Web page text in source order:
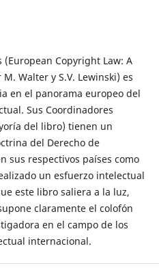
Copyright Law: A
Walter y S.V. Lewinski) es
en el panorama europeo del
Sus Coordinadores
del libro) tienen un
del Derecho de
sus respectivos países como
un esfuerzo intelectual
este libro saliera a la luz,
claramente el colofón
en el campo de los
internacional.